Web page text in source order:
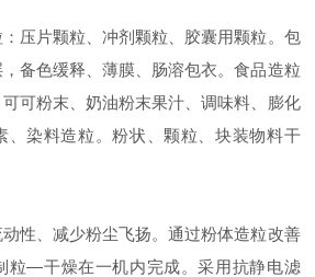
压片颗粒、冲剂颗粒、胶囊用颗粒。包
备色缓释、薄膜、肠溶包衣。食品造粒
可粉末、奶油粉末果汁、调味料、膨化
、染料造粒。粉状、颗粒、块装物料干
性、减少粉尘飞扬。通过粉体造粒改善
粒—干燥在一机内完成。采用抗静电滤